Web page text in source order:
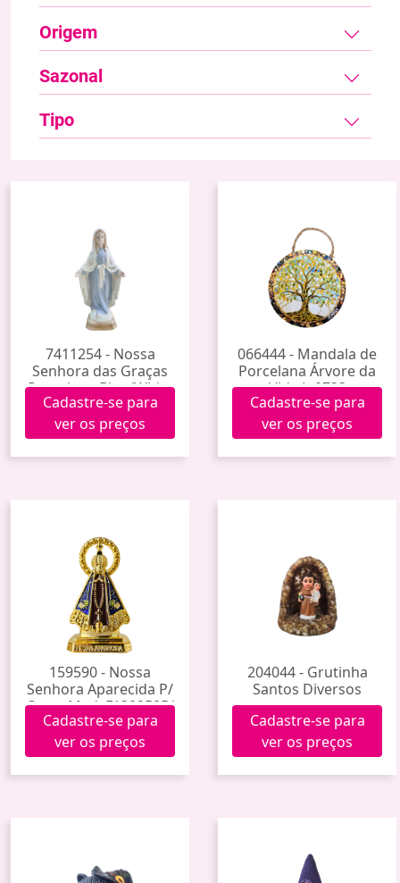
Origem
Sazonal
Tipo
7411254 - Nossa
Senhora das Graças
Porcelana Blue/White
21cm Jy231011 (36)
Cadastre-se para
ver os preços
066444 - Mandala de
Porcelana Árvore da
Vida Jp0733
Cadastre-se para
ver os preços
159590 - Nossa
Senhora Aparecida P/
Carro Med. F1302585/
F1302588
Cadastre-se para
ver os preços
204044 - Grutinha
Santos Diversos
Cadastre-se para
ver os preços